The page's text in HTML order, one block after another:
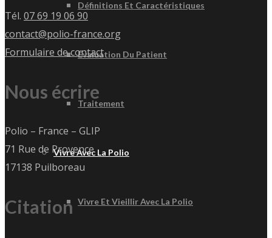
Définitions Et Caractéristiques
Évaluation Du Patient
Traitement
Vivre Avec La Polio
Vivre Et Vieillir Avec La Polio
Tél. 07 69 19 06 90
contact@polio-france.org
Formulaire de contact
Nous écrire
Polio – France – GLIP
71 Rue de Provence
17138 Puilboreau
Citation